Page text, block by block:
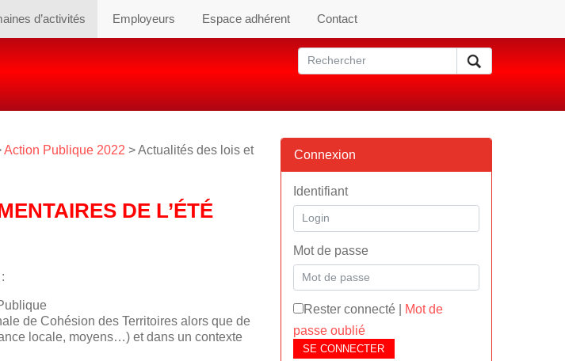
d’activités Employeurs Espace adhérent Contact
Action Publique 2022 > Actualités des lois et
DE L’ÉTÉ
de Cohésion des Territoires alors que de
locale, moyens…) et dans un contexte
Connexion
Identifiant
Mot de passe
Rester connecté|
Mot de
passe oublié
SE CONNECTER